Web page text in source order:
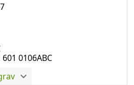
601 0106ABC